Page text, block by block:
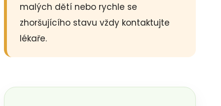
malých dětí nebo rychle se
zhoršujícího stavu vždy kontaktujte
lékaře.